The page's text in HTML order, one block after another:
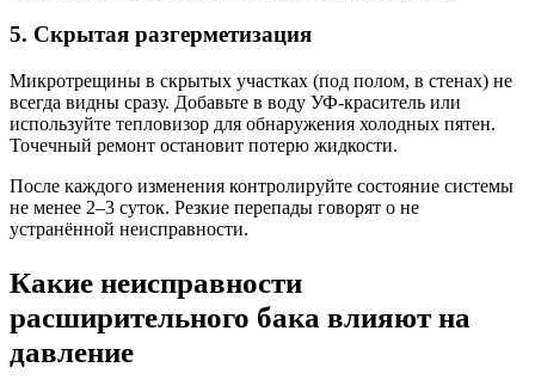
5. Скрытая разгерметизация
Микротрещины в скрытых участках (под полом, в стенах) не
всегда видны сразу. Добавьте в воду УФ-краситель или
используйте тепловизор для обнаружения холодных пятен.
Точечный ремонт остановит потерю жидкости.
После каждого изменения контролируйте состояние системы
не менее 2–3 суток. Резкие перепады говорят о не
устранённой неисправности.
Какие неисправности
расширительного бака влияют на
давление